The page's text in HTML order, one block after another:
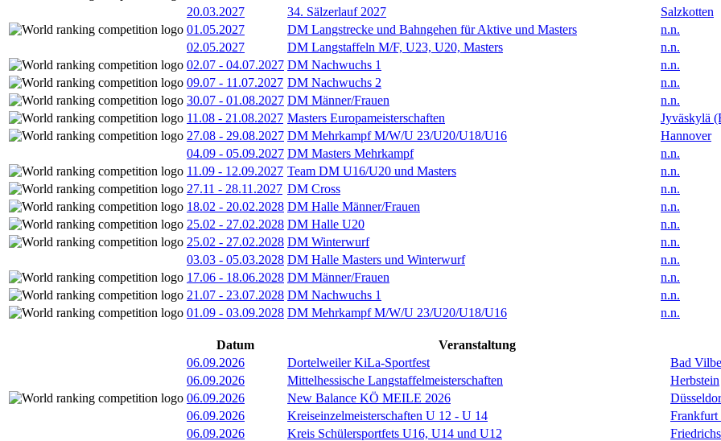
20.03.2027
34. Sälzerlauf 2027
Salzkotten
01.05.2027
DM Langstrecke und Bahngehen für Aktive und Masters
n.n.
02.05.2027
DM Langstaffeln M/F, U23, U20, Masters
n.n.
02.07 - 04.07.2027 DM Nachwuchs 1
n.n.
09.07 - 11.07.2027 DM Nachwuchs 2
n.n.
30.07 - 01.08.2027 DM Männer/Frauen
n.n.
11.08 - 21.08.2027 Masters Europameisterschaften
Jyväskylä
27.08 - 29.08.2027 DM Mehrkampf M/W/U 23/U20/U18/U16
Hannover
04.09 - 05.09.2027 DM Masters Mehrkampf
n.n.
11.09 - 12.09.2027 Team DM U16/U20 und Masters
n.n.
27.11 - 28.11.2027 DM Cross
n.n.
18.02 - 20.02.2028 DM Halle Männer/Frauen
n.n.
25.02 - 27.02.2028 DM Halle U20
n.n.
25.02 - 27.02.2028 DM Winterwurf
n.n.
03.03 - 05.03.2028 DM Halle Masters und Winterwurf
n.n.
17.06 - 18.06.2028 DM Männer/Frauen
n.n.
21.07 - 23.07.2028 DM Nachwuchs 1
n.n.
01.09 - 03.09.2028 DM Mehrkampf M/W/U 23/U20/U18/U16 n.n.
Datum Veranstaltung
06.09.2026
Dortelweiler KiLa-Sportfest
Bad
06.09.2026
Mittelhessische Langstaffelmeisterschaften
Herbstein
06.09.2026
New Balance KÖ MEILE 2026
06.09.2026
Kreiseinzelmeisterschaften U 12 - U 14
Frankfurt
06.09.2026
Kreis Schülersportfets U16, U14 und U12